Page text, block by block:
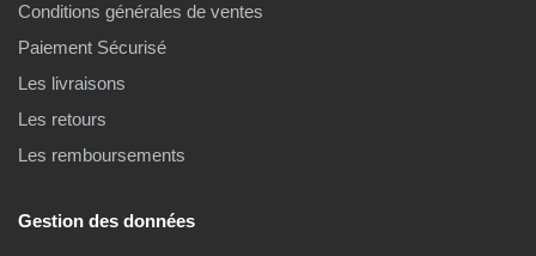
Conditions générales de ventes
Paiement Sécurisé
Les livraisons
Les retours
Les remboursements
Gestion des données